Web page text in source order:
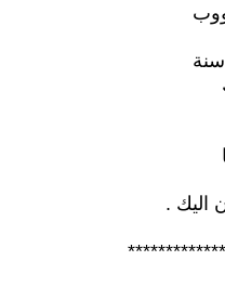
اليك .